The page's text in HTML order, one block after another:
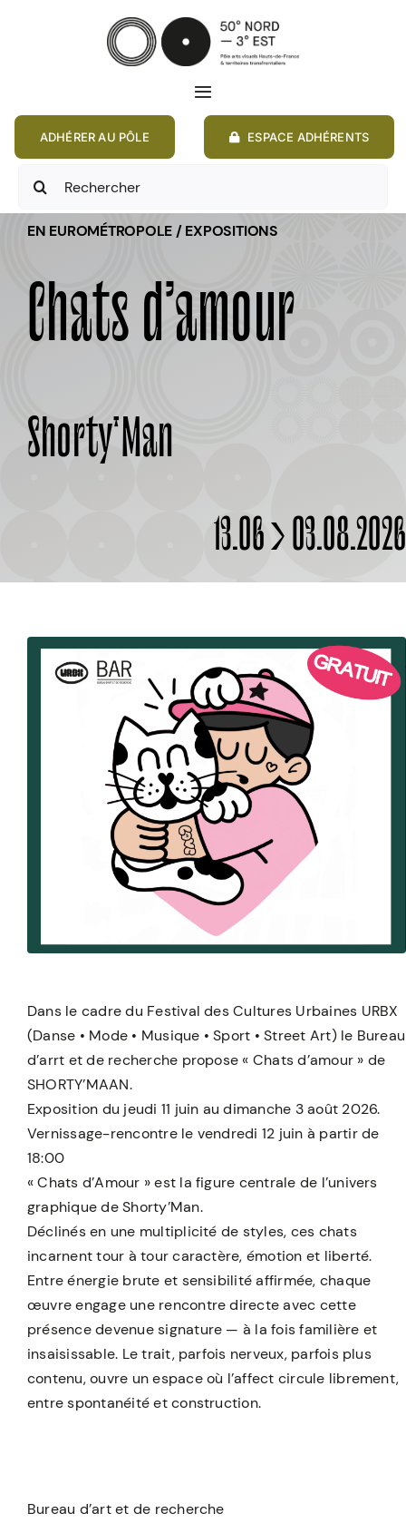
Toggle
Navigation
ANNONCES
ADHÉRER AU PÔLE ESPACE ADHÉRENTS
Rechercher:
EN EUROMÉTROPOLE / EXPOSITIONS
Chats d’amour
Shorty'Man
13.06 > 03.08.2026
Dans le cadre du Festival des Cultures Urbaines URBX
(Danse • Mode • Musique • Sport • Street Art) le Bureau
d’arrt et de recherche propose « Chats d’amour » de
SHORTY’MAAN.
Exposition du jeudi 11 juin au dimanche 3 août 2026.
Vernissage-rencontre le vendredi 12 juin à partir de
18:00
« Chats d’Amour » est la figure centrale de l’univers
graphique de Shorty’Man.
Déclinés en une multiplicité de styles, ces chats
incarnent tour à tour caractère, émotion et liberté.
Entre énergie brute et sensibilité affirmée, chaque
œuvre engage une rencontre directe avec cette
présence devenue signature — à la fois familière et
insaisissable. Le trait, parfois nerveux, parfois plus
contenu, ouvre un espace où l’affect circule librement,
entre spontanéité et construction.
Bureau d’art et de recherche